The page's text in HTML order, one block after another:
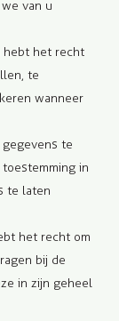
van u
hebt het recht
te
wanneer
te
in
te laten
het recht om
bij de
in zijn geheel